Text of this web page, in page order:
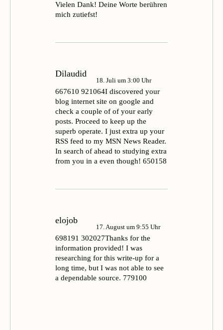
Vielen Dank! Deine Worte berühren
mich zutiefst!
Dilaudid
18. Juli um 3:00 Uhr
667610 921064I discovered your
blog internet site on google and
check a couple of of your early
posts. Proceed to keep up the
superb operate. I just extra up your
RSS feed to my MSN News Reader.
In search of ahead to studying extra
from you in a even though! 650158
elojob
17. August um 9:55 Uhr
698191 302027Thanks for the
information provided! I was
researching for this write-up for a
long time, but I was not able to see
a dependable source. 779100